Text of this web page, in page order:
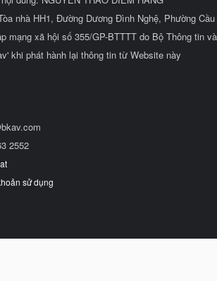
nhà HH1, Đường Dương Đình Nghệ, Phường
mạng xã hội số 355/GP-BTTTT do Bộ Thông tin
khi phát hành lại thông tin từ Website này
2552
sử dụng